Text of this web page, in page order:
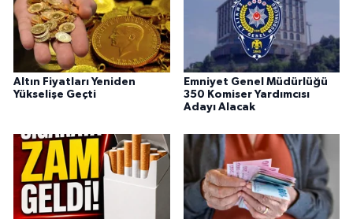
Altın Fiyatları Yeniden
Yükselişe Geçti
Emniyet Genel Müdürlüğü
350 Komiser Yardımcısı
Adayı Alacak